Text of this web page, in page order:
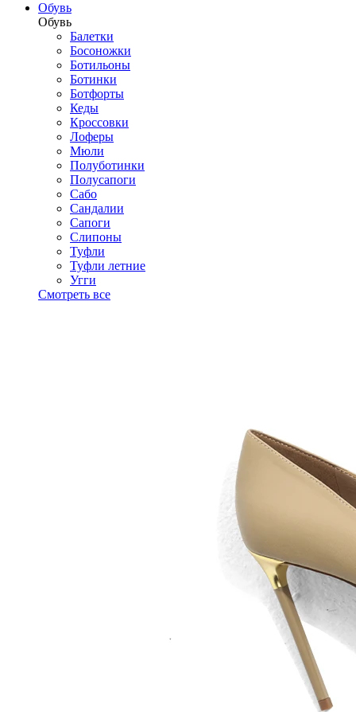
Обувь
Обувь
Балетки
Босоножки
Ботильоны
Ботинки
Ботфорты
Кеды
Кроссовки
Лоферы
Мюли
Полуботинки
Полусапоги
Сабо
Сандалии
Сапоги
Слипоны
Туфли
Туфли летние
Угги
Смотреть все